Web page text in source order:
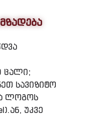
ცალი;
სავიზიტო
ლოგოს
უკვე